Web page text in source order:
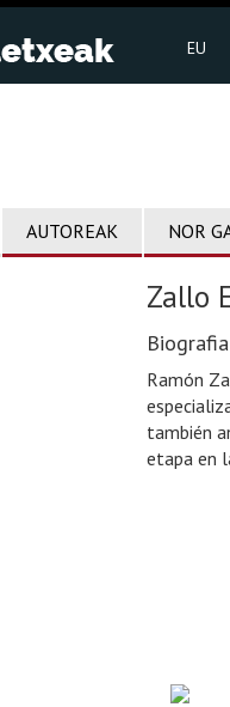
EU
AUTOREAK NOR
Zallo
Biografia
Ramón
también
etapa en